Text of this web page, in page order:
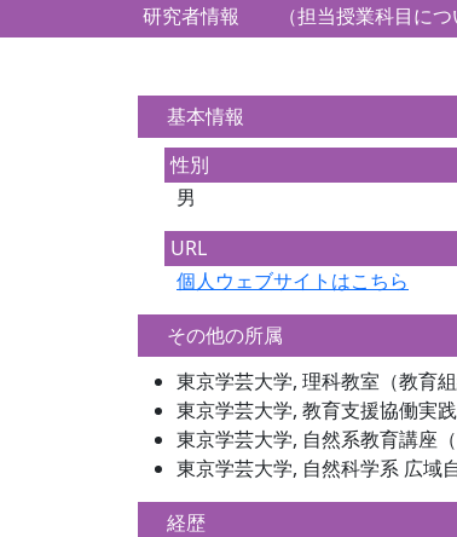
研究者情報 （担当授業科目につい
基本情報
性別
男
URL
個人ウェブサイトはこちら
その他の所属
東京学芸大学, 理科教室（教育
東京学芸大学, 教育支援協働実
東京学芸大学, 自然系教育講座
東京学芸大学, 自然科学系 広域
経歴